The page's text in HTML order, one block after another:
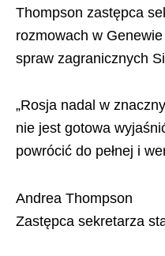
Thompson zastępca
rozmowach w
spraw zagranicznych
„Rosja nadal w
nie jest gotowa
powrócić do pełnej i
Andrea Thompson
Zastępca sekretarza